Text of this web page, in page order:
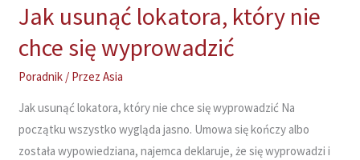
Jak usunąć lokatora, który nie
chce się wyprowadzić
Poradnik / PrzezAsia
Jak usunąć lokatora, który nie chce się wyprowadzić Na
początku wszystko wygląda jasno. Umowa się kończy albo
została wypowiedziana, najemca deklaruje, że się wyprowadzi i